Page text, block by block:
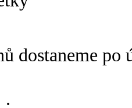
dostaneme po
.